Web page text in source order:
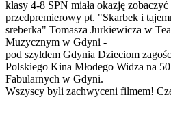
klasy 4-8 SPN miała okazję
przedpremierowy pt. "Skarbek i
sreberka" Tomasza Jurkiewicza w
Muzycznym w Gdyni -
pod szyldem Gdynia Dzieciom
Polskiego Kina Młodego Widza na
Fabularnych w Gdyni.
Wszyscy byli zachwyceni filmem!